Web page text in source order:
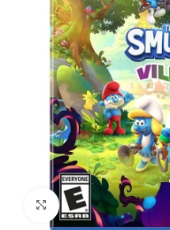
Click to enlarge